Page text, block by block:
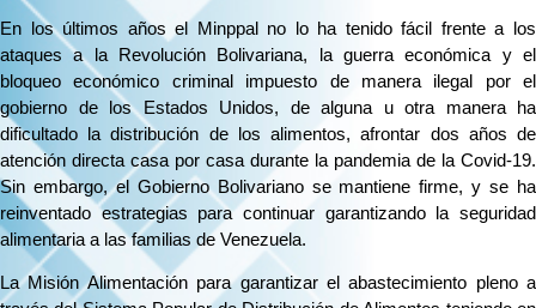
En los últimos años el Minppal no lo ha tenido fácil frente a los
ataques a la Revolución Bolivariana, la guerra económica y el
bloqueo económico criminal impuesto de manera ilegal por el
gobierno de los Estados Unidos, de alguna u otra manera ha
dificultado la distribución de los alimentos, afrontar dos años de
atención directa casa por casa durante la pandemia de la Covid-19.
Sin embargo, el Gobierno Bolivariano se mantiene firme, y se ha
reinventado estrategias para continuar garantizando la seguridad
alimentaria a las familias de Venezuela.
La Misión Alimentación para garantizar el abastecimiento pleno a